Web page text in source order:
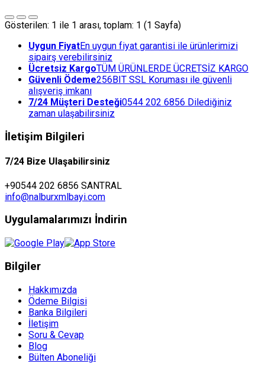
Gösterilen: 1 ile 1 arası, toplam: 1 (1 Sayfa)
Uygun FiyatEn uygun fiyat garantisi ile ürünlerimizi
sipairş verebilirsiniz
Ücretsiz KargoTÜM ÜRÜNLERDE ÜCRETSİZ KARGO
Güvenli Ödeme256BIT SSL Koruması ile güvenli
alışveriş imkanı
7/24 Müşteri Desteği0544 202 6856 Dilediğiniz
zaman ulaşabilirsiniz
İletişim Bilgileri
7/24 Bize Ulaşabilirsiniz
+90544 202 6856 SANTRAL
info@nalburxmlbayi.com
Uygulamalarımızı İndirin
Bilgiler
Hakkımızda
Ödeme Bilgisi
Banka Bilgileri
İletişim
Soru & Cevap
Blog
Bülten Aboneliği